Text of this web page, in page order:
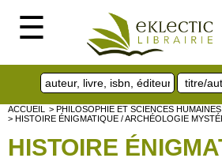
☰
ACCUEIL > PHILOSOPHIE ET SCIENCES HUMAINES
> HISTOIRE ÉNIGMATIQUE / ARCHÉOLOGIE
HISTOIRE